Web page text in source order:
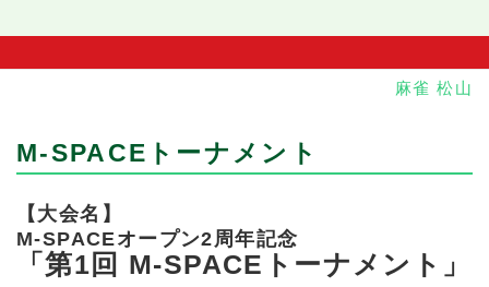
麻雀 松山
M-SPACEトーナメント
【大会名】
M-SPACEオープン2周年記念
「第1回 M-SPACEトーナメント」